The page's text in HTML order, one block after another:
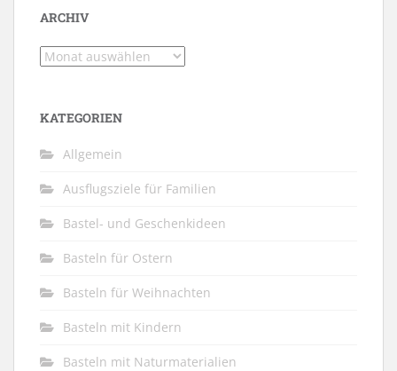
ARCHIV
Archiv
KATEGORIEN
Allgemein
Ausflugsziele für Familien
Bastel- und Geschenkideen
Basteln für Ostern
Basteln für Weihnachten
Basteln mit Kindern
Basteln mit Naturmaterialien